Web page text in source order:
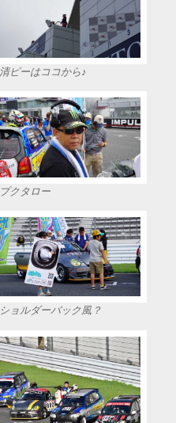
清ピーはココから♪
プクタロー
ショルダーバック風？